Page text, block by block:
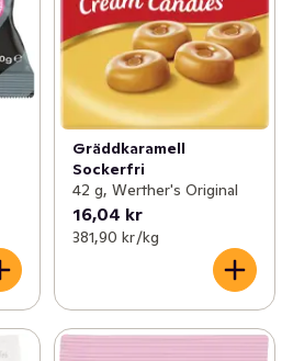
Gräddkaramell
Sockerfri
42 g, Werther's Original
16,04 kr
381,90 kr /kg